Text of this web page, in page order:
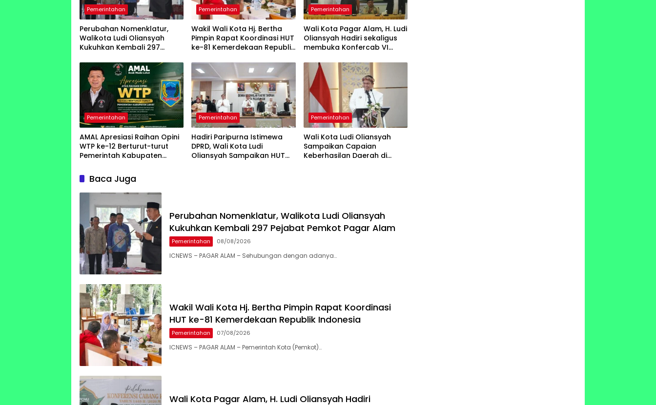
Pemerintahan
Perubahan Nomenklatur,
Walikota Ludi Oliansyah
Kukuhkan Kembali 297
Pemerintahan
Wakil Wali Kota Hj. Bertha
Pimpin ​Rapat Koordinasi HUT
ke-81 Kemerdekaan Republik
Pemerintahan
Wali Kota Pagar Alam, H. Ludi
Oliansyah Hadiri sekaligus
membuka Konfercab VI
Pemerintahan
AMAL Apresiasi Raihan Opini
WTP ke-12 Berturut-turut
Pemerintah Kabupaten
Pemerintahan
Hadiri Paripurna Istimewa
DPRD, Wali Kota Ludi
Oliansyah Sampaikan HUT
Pemerintahan
Wali Kota Ludi Oliansyah
Sampaikan Capaian
Keberhasilan Daerah di
Baca Juga
Perubahan Nomenklatur, Walikota Ludi Oliansyah
Kukuhkan Kembali 297 Pejabat Pemkot Pagar Alam
Pemerintahan 08/08/2026
ICNEWS – PAGAR ALAM – Sehubungan dengan adanya…
Wakil Wali Kota Hj. Bertha Pimpin ​Rapat Koordinasi
HUT ke-81 Kemerdekaan Republik Indonesia
Pemerintahan 07/08/2026
ICNEWS – PAGAR ALAM – Pemerintah Kota (Pemkot)…
Wali Kota Pagar Alam, H. Ludi Oliansyah Hadiri